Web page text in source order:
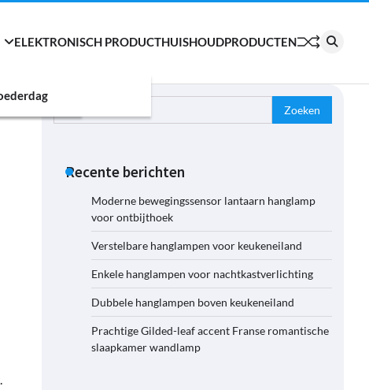
ELEKTRONISCH PRODUCTHUISHOUDPRODUCTEN
naar:
Recente berichten
Moderne bewegingssensor lantaarn hanglamp
voor ontbijthoek
Verstelbare hanglampen voor keukeneiland
Enkele hanglampen voor nachtkastverlichting
Dubbele hanglampen boven keukeneiland
Prachtige Gilded-leaf accent Franse romantische
slaapkamer wandlamp